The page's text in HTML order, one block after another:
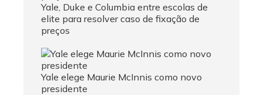
Yale, Duke e Columbia entre escolas de
elite para resolver caso de fixação de
preços
Yale elege Maurie McInnis como novo
presidente